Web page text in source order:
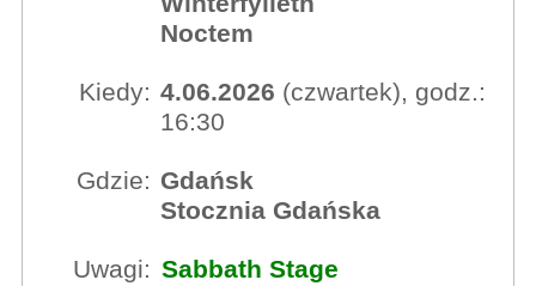
Noctem
Kiedy: 4.06.2026 (czwartek), godz.:
16:30
Gdzie: Gdańsk
Stocznia Gdańska
Uwagi: Sabbath Stage